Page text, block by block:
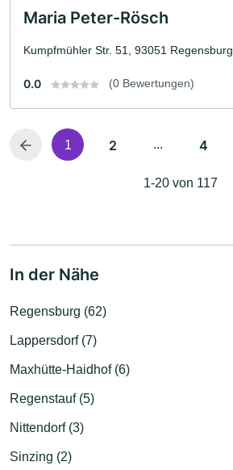
Maria Peter-Rösch
Kumpfmühler Str. 51, 93051 Regensburg
0.0 (0 Bewertungen)
1 2 ... 4
1-20 von 117
In der Nähe
Regensburg (62)
Lappersdorf (7)
Maxhütte-Haidhof (6)
Regenstauf (5)
Nittendorf (3)
Sinzing (2)